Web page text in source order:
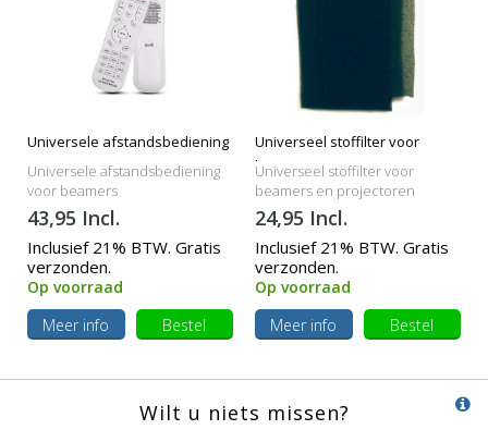
Universele afstandsbediening
Universele afstandsbediening
voor beamers
43,95 Incl.
Inclusief 21% BTW. Gratis
verzonden.
Op voorraad
Meer info
Bestel
Universeel stoffilter voor
beamers
Universeel stoffilter voor
beamers en projectoren
24,95 Incl.
Inclusief 21% BTW. Gratis
verzonden.
Op voorraad
Meer info
Bestel
Wilt u niets missen?